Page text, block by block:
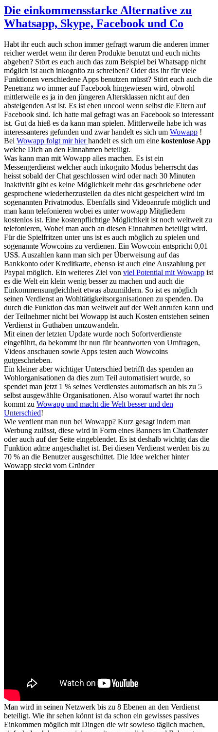
Die einkommensstarke Alternative zu
Whatsapp, Skype, Facebook und Co
Habt ihr euch auch schon immer gefragt warum die anderen immer
reicher werdet wenn ihr deren Produkte benutzt und euch nichts
abgeben? Stört es euch auch das zum Beispiel bei Whatsapp nicht
möglich ist auch inkognito zu schreiben? Oder das ihr für viele
Funktionen verschiedene Apps benutzen müsst? Stört euch auch die
Penetranz wo immer auf Facebook hingewiesen wird, obwohl
mittlerweile es ja in den jüngeren Altersklassen nicht auf den
absteigenden Ast ist. Es ist eben uncool wenn selbst die Eltern auf
Facebook sind. Ich hatte mal gefragt was an Facebook so interessant
ist. Gut da hieß es da kann man spielen. Mittlerweile habe ich was
interessanteres gefunden und zwar handelt es sich um Wowapp !
Bei Wowapp folgt mir hierhandelt es sich um eine kostenlose App
welche Dich an den Einnahmen beteiligt.
Was kann man mit Wowapp alles machen. Es ist ein
Messengerdienst welcher auch inkognito Modus beherrscht das
heisst sobald der Chat geschlossen wird oder nach 30 Minuten
Inaktivität gibt es keine Möglichkeit mehr das geschriebene oder
gesprochene wiederherzustellen da dies nicht gespeichert wird im
sogenannten Privatmodus. Ebenfalls sind Videoanrufe möglich und
man kann telefonieren wobei es unter wowapp Mitgliedern
kostenlos ist. Eine kostenpflichtige Möglichkeit ist noch weltweit zu
telefonieren, Wobei man auch an diesen Einnahmen beteiligt wird.
Für die Spielfritzen unter uns ist es auch möglich zu spielen und
sogenannte Wowcoins zu verdienen. Ein Wowcoin entspricht 0,01
US$. Auszahlen kann man sich per Überweisung auf das
Bankkonto oder Kreditkarte, ebenso ist auch eine Auszahlung per
Paypal möglich. Ein weiteres Ziel von viel Potential mit Wowapp ist
es die Welt ein klein wenig besser zu machen und auch die
Einkommensungleichheit etwas abzumildern. So ist es möglich
seinen Verdienst an Wohltätigkeitsorganisationen zu spenden. Da
durch die Funktion das man weltweit auf der Welt anrufen kann und
der Teilnehmer nicht bei Wowapp ist auch Kosten entstehen seinen
Verdienst in Guthaben umzuwandeln.
Mit einen der letzten Update wurde noch Sofortverdienste
eingeführt, da bekommt ihr nun für beantworten von Umfragen,
Videos anschauen sowie Apps testen auch Wowcoins
gutgeschrieben.
Ein kleiner aber wichtiger Unterschied betrifft das spenden an
Wohlorganisationen da dies zum Teil automatisiert wurde, so
spendet man jetzt 1 % seines Verdienstes automatisch an bis zu 5
selbst ausgewählte Organisationen. Also worauf wartet ihr noch
kommt zu Wowapp und macht die Welt besser und den
Unterschied!
Wie verdient man nun bei Wowapp? Kurz gesagt indem man
Werbung zulässt, diese wird in Form eines Banners im Chatfenster
oder auch auf der Seite eingeblendet. Es ist deshalb wichtig das die
Funktion adme angeschaltet ist. Bei diesen Verdienst werden bis zu
70 % an die Benutzer ausgeschüttet. Die Idee welcher hinter
Wowapp steckt vom Gründer
Man wird in seinen Netzwerk bis zu 8 Ebenen an den Verdienst
beteiligt. Wie ihr sehen könnt ist da schon ein gewisses passives
Einkommen möglich mit Dingen die wir sowieso täglich machen,